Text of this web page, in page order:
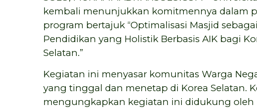
kembali menunjukkan komitmennya dalam
program bertajuk “Optimalisasi Masjid
Pendidikan yang Holistik Berbasis AIK bagi
Selatan.”
Kegiatan ini menyasar komunitas Warga
yang tinggal dan menetap di Korea Selatan.
mengungkapkan kegiatan ini didukung oleh